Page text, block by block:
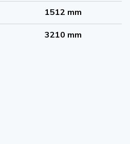
1512 mm
3210 mm